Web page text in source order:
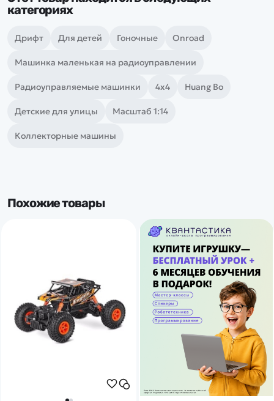
категориях
Дрифт Для детей Гоночные Onroad
Машинка маленькая на радиоуправлении
Радиоуправляемые машинки 4х4 Huang Bo
Детские для улицы Масштаб 1:14
Коллекторные машины
Похожие товары